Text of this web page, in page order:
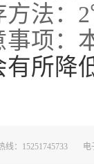
法： 2
事项：
有所降
线：15251745733 电